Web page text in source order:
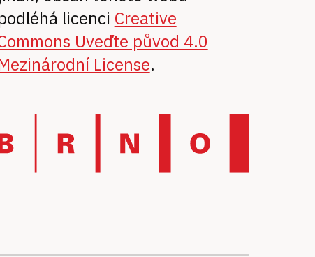
licenci Creative
Uveďte původ 4.0
License.